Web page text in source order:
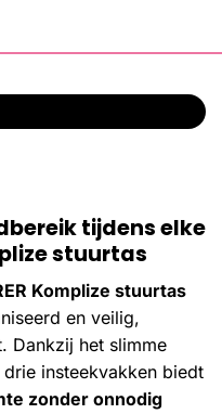
tijdens elke
stuurtas
Komplize stuurtas
en veilig,
Dankzij het slimme
insteekvakken biedt
zonder onnodig